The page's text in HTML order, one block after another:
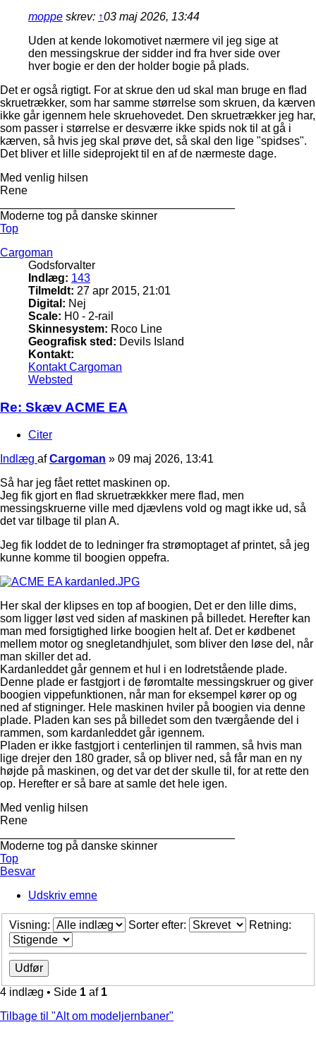
moppe skrev: ↑03 maj 2026, 13:44
Uden at kende lokomotivet nærmere vil jeg sige at
den messingskrue der sidder ind fra hver side over
hver bogie er den der holder bogie på plads.
Det er også rigtigt. For at skrue den ud skal man bruge en flad
skruetrækker, som har samme størrelse som skruen, da kærven
ikke går igennem hele skruehovedet. Den skruetrækker jeg har,
som passer i størrelse er desværre ikke spids nok til at gå i
kærven, så hvis jeg skal prøve det, så skal den lige "spidses".
Det bliver et lille sideprojekt til en af de nærmeste dage.
Med venlig hilsen
Rene
Moderne tog på danske skinner
Top
Cargoman
Godsforvalter
Indlæg: 143
Tilmeldt: 27 apr 2015, 21:01
Digital: Nej
Scale: H0 - 2-rail
Skinnesystem: Roco Line
Geografisk sted: Devils Island
Kontakt:
Kontakt Cargoman
Websted
Re: Skæv ACME EA
Citer
Indlæg afCargoman » 09 maj 2026, 13:41
Så har jeg fået rettet maskinen op.
Jeg fik gjort en flad skruetrækkker mere flad, men
messingskruerne ville med djævlens vold og magt ikke ud, så
det var tilbage til plan A.
Jeg fik loddet de to ledninger fra strømoptaget af printet, så jeg
kunne komme til boogien oppefra.
Her skal der klipses en top af boogien, Det er den lille dims,
som ligger løst ved siden af maskinen på billedet. Herefter kan
man med forsigtighed lirke boogien helt af. Det er kødbenet
mellem motor og snegletandhjulet, som bliver den løse del, når
man skiller det ad.
Kardanleddet går gennem et hul i en lodretstående plade.
Denne plade er fastgjort i de føromtalte messingskruer og giver
boogien vippefunktionen, når man for eksempel kører op og
ned af stigninger. Hele maskinen hviler på boogien via denne
plade. Pladen kan ses på billedet som den tværgående del i
rammen, som kardanleddet går igennem.
Pladen er ikke fastgjort i centerlinjen til rammen, så hvis man
lige drejer den 180 grader, så op bliver ned, så får man en ny
højde på maskinen, og det var det der skulle til, for at rette den
op. Herefter er så bare at samle det hele igen.
Med venlig hilsen
Rene
Moderne tog på danske skinner
Top
Besvar
Udskriv emne
Visning: Sorter efter: Retning:
4 indlæg • Side 1 af 1
Tilbage til "Alt om modeljernbaner"